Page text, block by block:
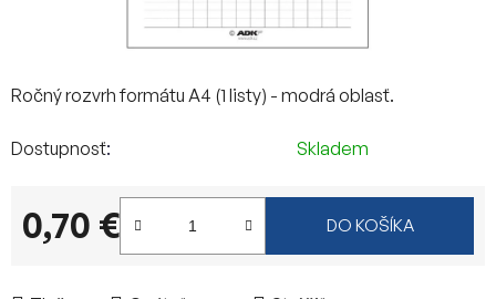
Ročný rozvrh formátu A4 (1 listy) - modrá oblasť.
Dostupnosť Skladem
0,70 €
Jednotková cena:
DO KOŠÍKA